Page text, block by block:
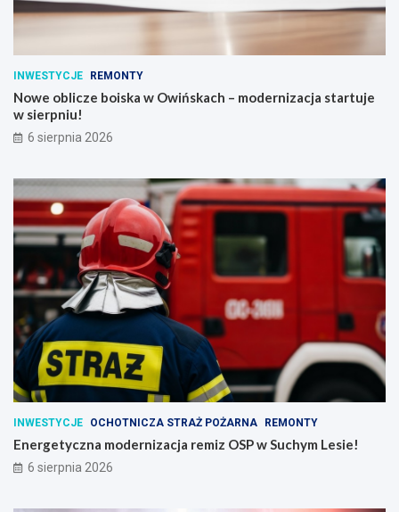
INWESTYCJE REMONTY
Nowe oblicze boiska w Owińskach – modernizacja startuje
w sierpniu!
6 sierpnia 2026
INWESTYCJE OCHOTNICZA STRAŻ POŻARNA REMONTY
Energetyczna modernizacja remiz OSP w Suchym Lesie!
6 sierpnia 2026